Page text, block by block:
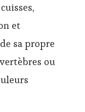
et
sa propre
ou